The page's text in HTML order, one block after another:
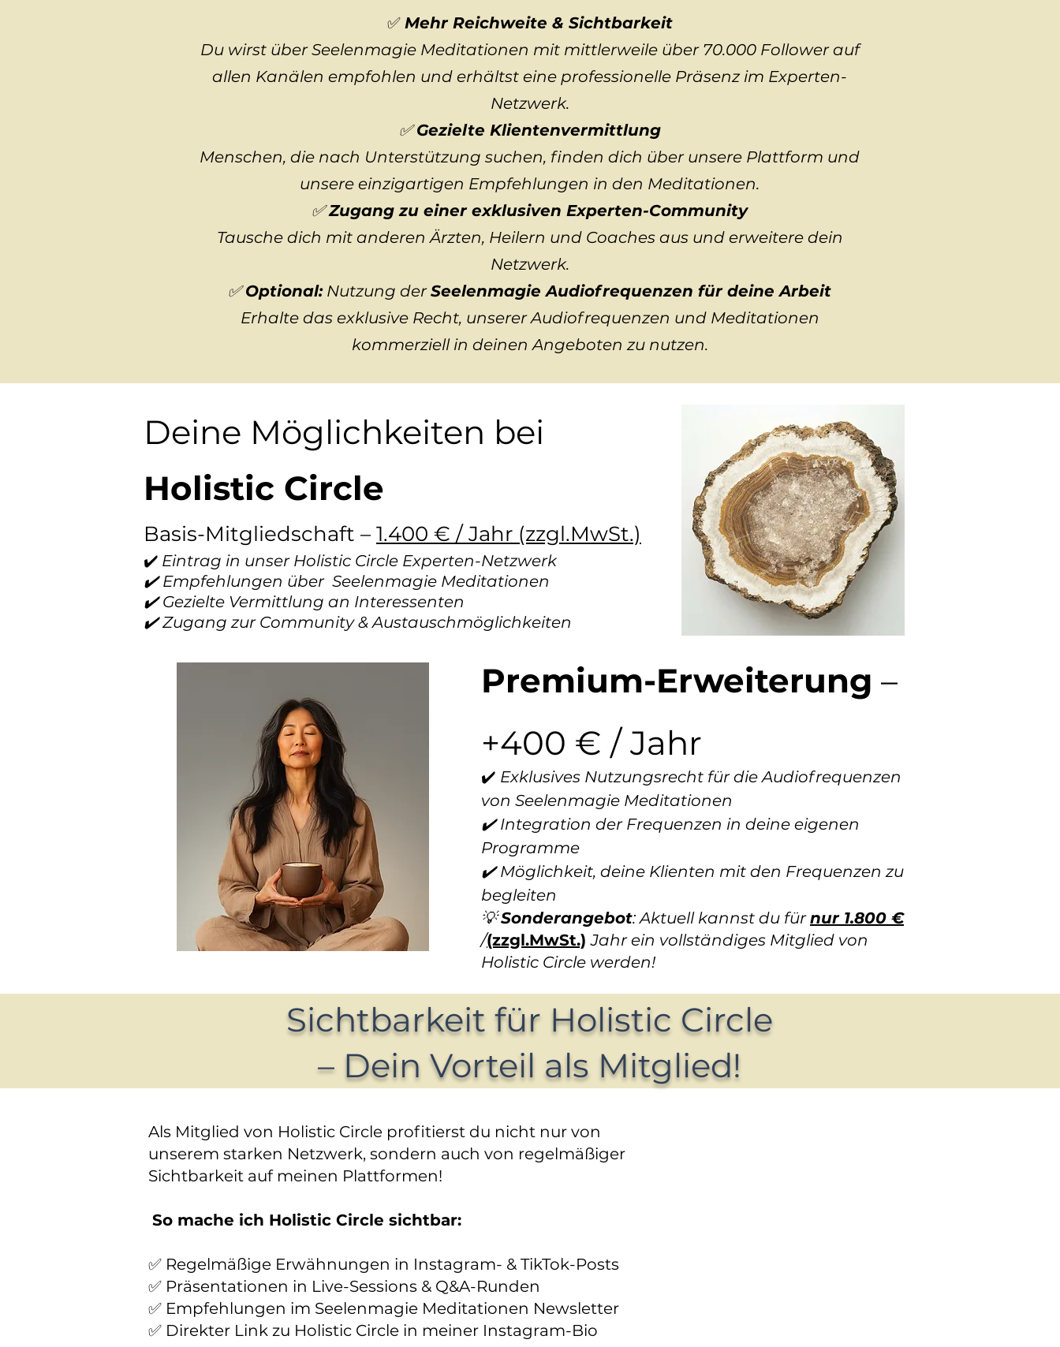
Deine Möglichkeiten bei
Holistic Circle
Basis-Mitgliedschaft – 1.400 € / Jahr (zzgl.MwSt.)
✔️ Eintrag in unser Holistic Circle Experten-Netzwerk
✔️ Empfehlungen über Seelenmagie Meditationen
✔️ Gezielte Vermittlung an Interessenten
✔️ Zugang zur Community & Austauschmöglichkeiten
​Premium-Erweiterung –
+400 € / Jahr
✔️ Exklusives Nutzungsrecht für die Audiofrequenzen
von Seelenmagie Meditationen
✔️ Integration der Frequenzen in deine eigenen
Programme
✔️ Möglichkeit, deine Klienten mit den Frequenzen zu
begleiten
💡Sonderangebot: Aktuell kannst du fürnur 1.800 €
/(zzgl.MwSt.) Jahr ein vollständiges Mitglied von
Holistic Circle werden!
Als Mitglied von Holistic Circle profitierst du nicht nur von
unserem starken Netzwerk, sondern auch von regelmäßiger
Sichtbarkeit auf meinen Plattformen!
So mache ich Holistic Circle sichtbar:
✅ Regelmäßige Erwähnungen in Instagram- & TikTok-Posts
✅ Präsentationen in Live-Sessions & Q&A-Runden
✅ Empfehlungen im Seelenmagie Meditationen Newsletter
✅ Direkter Link zu Holistic Circle in meiner Instagram-Bio
Sichtbarkeit für Holistic Circle
– Dein Vorteil als Mitglied!​
✅ Mehr Reichweite & Sichtbarkeit
Du wirst über Seelenmagie Meditationen mit mittlerweile über 70.000 Follower auf
allen Kanälen empfohlen und erhältst eine professionelle Präsenz im Experten-
Netzwerk.
✅Gezielte Klientenvermittlung
Menschen, die nach Unterstützung suchen, finden dich über unsere Plattform und
unsere einzigartigen Empfehlungen in den Meditationen.
✅Zugang zu einer exklusiven Experten-Community
Tausche dich mit anderen Ärzten, Heilern und Coaches aus und erweitere dein
Netzwerk.
✅Optional:Nutzung derSeelenmagie Audiofrequenzen für deine Arbeit
Erhalte das exklusive Recht, unserer Audiofrequenzen und Meditationen
kommerziell in deinen Angeboten zu nutzen.